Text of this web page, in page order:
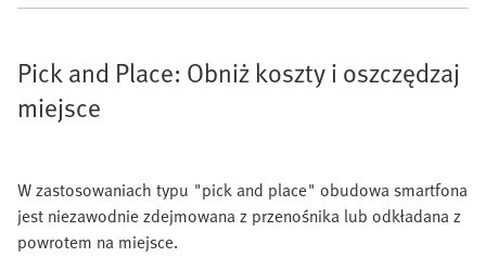
Pick and Place: Obniż koszty i oszczędzaj
miejsce
W zastosowaniach typu "pick and place" obudowa smartfona
jest niezawodnie zdejmowana z przenośnika lub odkładana z
powrotem na miejsce.